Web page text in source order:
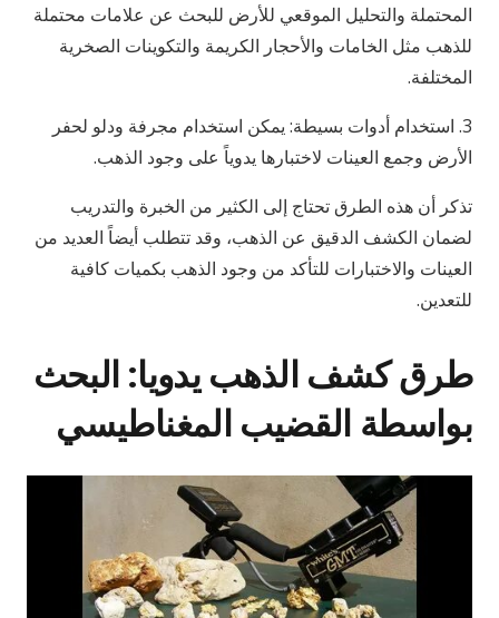
المحتملة والتحليل الموقعي للأرض للبحث عن علامات محتملة
للذهب مثل الخامات والأحجار الكريمة والتكوينات الصخرية
المختلفة.
3. استخدام أدوات بسيطة: يمكن استخدام مجرفة ودلو لحفر
الأرض وجمع العينات لاختبارها يدوياً على وجود الذهب.
تذكر أن هذه الطرق تحتاج إلى الكثير من الخبرة والتدريب
لضمان الكشف الدقيق عن الذهب، وقد تتطلب أيضاً العديد من
العينات والاختبارات للتأكد من وجود الذهب بكميات كافية
للتعدين.
طرق كشف الذهب يدويا: البحث
بواسطة القضيب المغناطيسي